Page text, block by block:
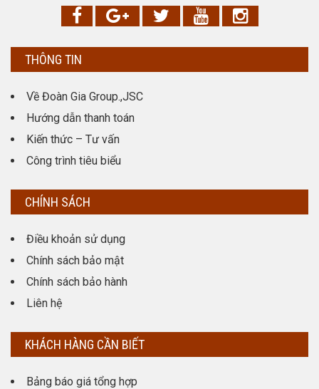
THÔNG TIN
Về Đoàn Gia Group.,JSC
Hướng dẫn thanh toán
Kiến thức – Tư vấn
Công trình tiêu biểu
CHÍNH SÁCH
Điều khoản sử dụng
Chính sách bảo mật
Chính sách bảo hành
Liên hệ
KHÁCH HÀNG CẦN BIẾT
Bảng báo giá tổng hợp